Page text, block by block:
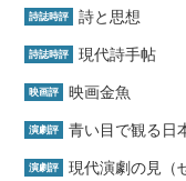
詩誌時評 詩と思想
詩誌時評 現代詩手帖
映画評 映画金魚
演劇評 青い目で観る
演劇評 現代演劇の見